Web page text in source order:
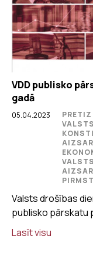
VDD publisko
gadā
05.04.2023
Valsts drošības
publisko pārskatu
Lasīt visu